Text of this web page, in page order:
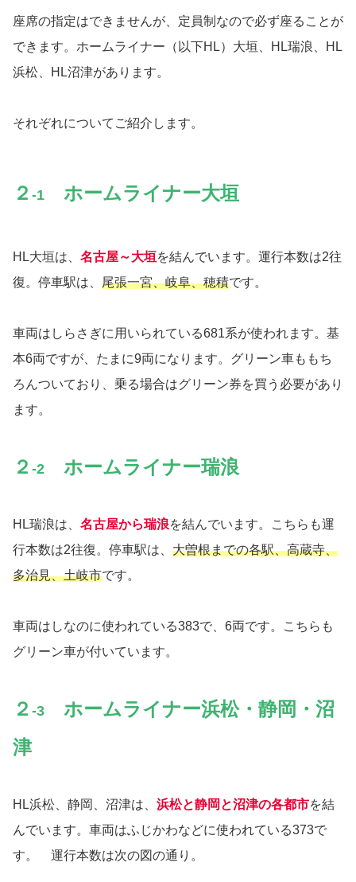
座席の指定はできませんが、定員制なので必ず座ることが
できます。ホームライナー（以下HL）大垣、HL瑞浪、HL
浜松、HL沼津があります。
それぞれについてご紹介します。
２ ‐1 ホームライナー大垣
HL大垣は、 名古屋～大垣を結んでいます。運行本数は2往
復。停車駅は、 尾張一宮、岐阜、穂積です。
車両はしらさぎに用いられている681系が使われます。基
本6両ですが、たまに9両になります。グリーン車ももち
ろんついており、乗る場合はグリーン券を買う必要があり
ます。
２ ‐2 ホームライナー瑞浪
HL瑞浪は、 名古屋から瑞浪を結んでいます。こちらも運
行本数は2往復。停車駅は、 大曽根までの各駅、高蔵寺、
多治見、土岐市です。
車両はしなのに使われている383で、6両です。こちらも
グリーン車が付いています。
２ ‐3 ホームライナー浜松・ 静岡・ 沼
津
HL浜松、静岡、沼津は、 浜松と静岡と沼津の各都市を結
んでいます。車両はふじかわなどに使われている373で
す。 運行本数は次の図の通り。